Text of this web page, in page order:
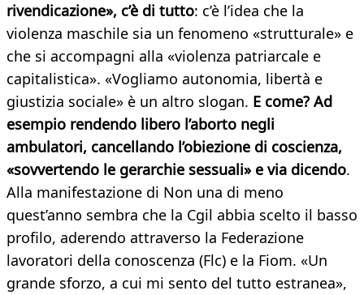
rivendicazione», c’è di tutto: c’è l’idea che la
violenza maschile sia un fenomeno «strutturale» e
che si accompagni alla «violenza patriarcale e
capitalistica». «Vogliamo autonomia, libertà e
giustizia sociale» è un altro slogan. E come? Ad
esempio rendendo libero l’aborto negli
ambulatori, cancellando l’obiezione di coscienza,
«sovvertendo le gerarchie sessuali» e via dicendo.
Alla manifestazione di Non una di meno
quest’anno sembra che la Cgil abbia scelto il basso
profilo, aderendo attraverso la Federazione
lavoratori della conoscenza (Flc) e la Fiom. «Un
grande sforzo, a cui mi sento del tutto estranea»,